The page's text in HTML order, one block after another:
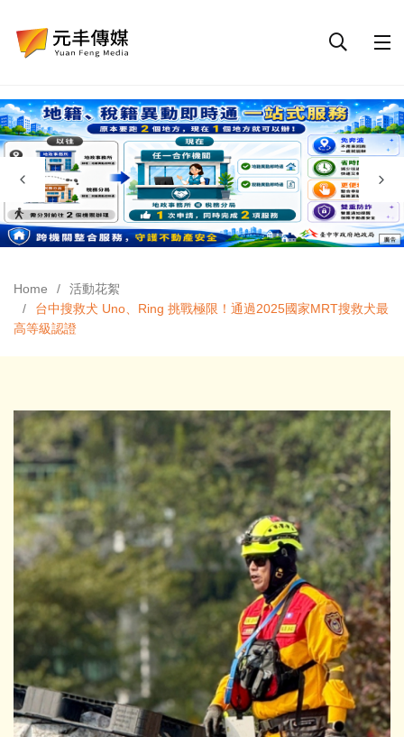
Home
活動花絮
台中搜救犬 Uno、Ring 挑戰極限！通過2025國家MRT搜救犬最
高等級認證